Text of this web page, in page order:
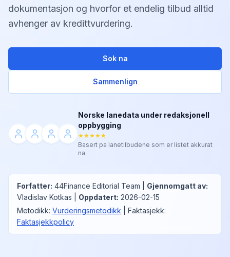
dokumentasjon og hvorfor et endelig tilbud alltid
avhenger av kredittvurdering.
Sok na
Sammenlign
Norske lanedata under redaksjonell
oppbygging
★★★★★
Basert pa lanetilbudene som er listet akkurat
na.
Forfatter: 44Finance Editorial Team Gjennomgatt av:
Vladislav Kotkas
Oppdatert: 2026-02-15
Metodikk: Vurderingsmetodikk Faktasjekk:
Faktasjekkpolicy